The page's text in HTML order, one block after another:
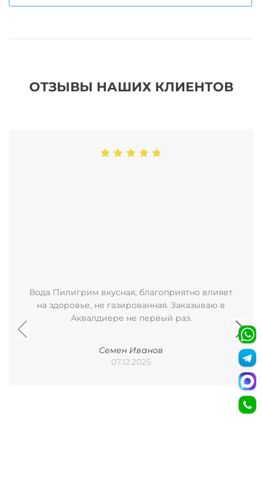
ОТЗЫВЫ НАШИХ КЛИЕНТОВ
Вода Пилигрим вкусная, благоприятно влияет
на здоровье, не газированная. Заказываю в
Аквалдиере не первый раз.
Семен Иванов
07.12.2025